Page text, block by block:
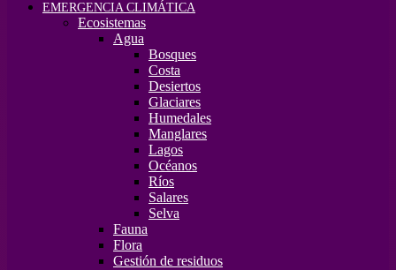
EMERGENCIA CLIMÁTICA
Ecosistemas
Agua
Bosques
Costa
Desiertos
Glaciares
Humedales
Manglares
Lagos
Océanos
Ríos
Salares
Selva
Fauna
Flora
Gestión de residuos